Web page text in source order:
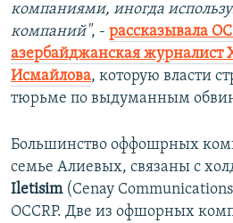
компаниями, иногда
компаний", - рассказывала
азербайджанская журналист
Исмайлова, которую власти
тюрьме по выдуманным
Большинство оффошрных
семье Алиевых, связаны с
Iletisim (Cenay
OCCRP. Две из офшорных